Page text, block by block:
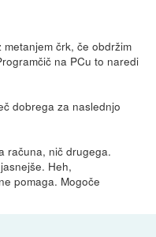
črk, če obdržim
na PCu to naredi
dobrega za naslednjo
računa, nič drugega.
Heh,
pomaga. Mogoče